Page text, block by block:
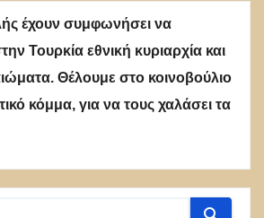
έχουν συμφωνήσει να
Τουρκία εθνική κυριαρχία και
Θέλουμε στο κοινοβούλιο
κόμμα, για να τους χαλάσει τα